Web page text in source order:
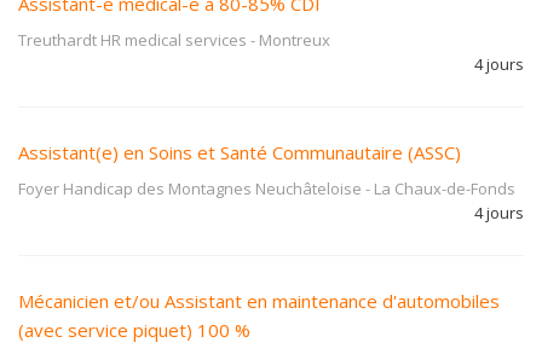
Treuthardt HR medical services - Montreux
4 jours
Assistant(e) en Soins et Santé Communautaire (ASSC)
Foyer Handicap des Montagnes Neuchâteloise - La Chaux-de-Fonds
4 jours
Mécanicien et/ou Assistant en maintenance d'automobiles
(avec service piquet) 100 %